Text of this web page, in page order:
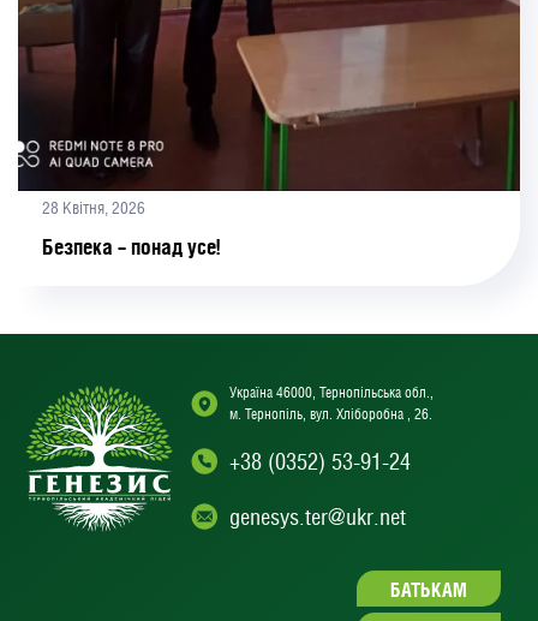
28 Квітня, 2026
Безпека – понад усе!
Україна 46000, Тернопільська обл.,
м. Тернопіль, вул. Хліборобна , 26.
+38 (0352) 53-91-24
genesys.ter@ukr.net
БАТЬКАМ